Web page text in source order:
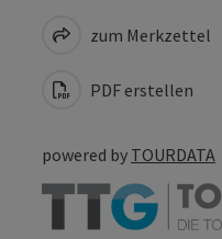
zum Merkzettel
PDF erstellen
powered by TOURDATA